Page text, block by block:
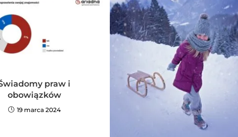
praw i
obowiązków
19 marca 2024